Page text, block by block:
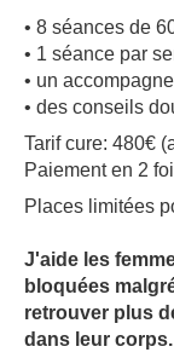
• 8 séances de
• 1 séance par
• un
• des conseils
Tarif cure: 480€
Paiement en 2
Places limitées
J'aide les
bloquées
retrouver plus
dans leur corps.